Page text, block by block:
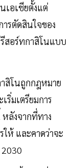
อเชียตั้งแต่
รตัดสินใจของ
สอร์ทกาสิโนแบบ
าสิโนถูกกฎหมาย
มเตรียมการ
ลังจากที่ทาง
ให้ และคาดว่าจะ
2030